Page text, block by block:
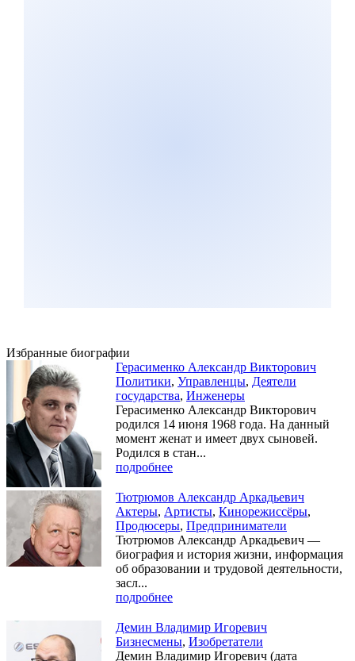
Избранные биографии
Герасименко Александр Викторович
Политики, Управленцы, Деятели
государства, Инженеры
Герасименко Александр Викторович
родился 14 июня 1968 года. На данный
момент женат и имеет двух сыновей.
Родился в стан...
подробнее
Тютрюмов Александр Аркадьевич
Актеры, Артисты, Кинорежиссёры,
Продюсеры, Предприниматели
Тютрюмов Александр Аркадьевич —
биография и история жизни, информация
об образовании и трудовой деятельности,
засл...
подробнее
Демин Владимир Игоревич
Бизнесмены, Изобретатели
Демин Владимир Игоревич (дата